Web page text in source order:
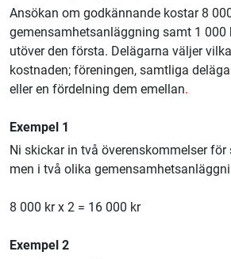
Ansökan om godkännande kostar 8
gemensamhetsanläggning samt 1 000
utöver den första. Delägarna väljer
kostnaden; föreningen, samtliga
eller en fördelning dem emellan.
Exempel 1
Ni skickar in två överenskommelser
men i två olika
8 000 kr x 2 = 16 000 kr
Exempel 2